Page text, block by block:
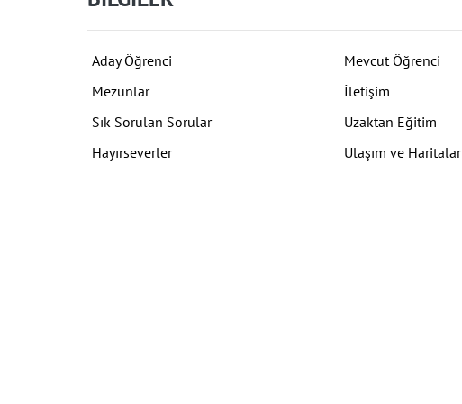
Aday Öğrenci
Mevcut Öğrenci
Mezunlar
İletişim
Sık Sorulan Sorular
Uzaktan Eğitim
Hayırseverler
Ulaşım ve Haritalar